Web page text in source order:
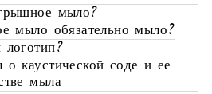
мыло?
мыло обязательно мыло?
каустической соде и ее
мыла